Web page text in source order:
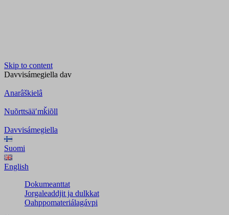
Skip to content
Davvisámegiella dav
Anarâškielâ
Nuõrttsääʹmǩiõll
Davvisámegiella
Suomi
English
Dokumeanttat
Jorgaleaddjit ja dulkkat
Oahppomateriálagávpi